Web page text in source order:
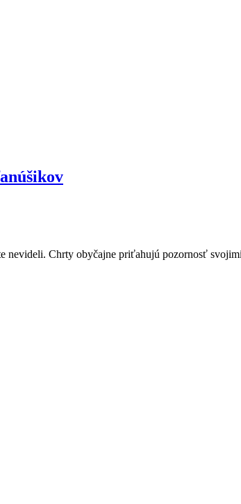
nevideli. Chrty obyčajne priťahujú pozornosť